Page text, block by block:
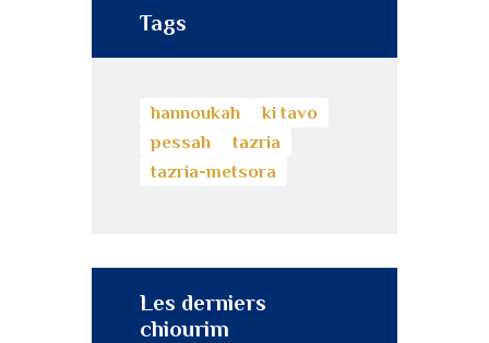
Tags
hannoukah
ki tavo
pessah
tazria
tazria-metsora
Les derniers
chiourim